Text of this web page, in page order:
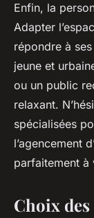
Enfin, la
Adapter
répondre à
jeune et
ou un public
relaxant.
spécialisées
l’agencement
parfaitement
Choix